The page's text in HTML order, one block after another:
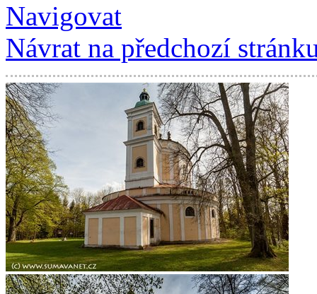
Navigovat
Návrat na předchozí